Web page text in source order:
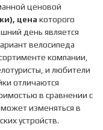
ценовой
цена которого
день является
велосипеда
компании,
и любители
отличаются
в сравнении с
изменяться в
устройств.